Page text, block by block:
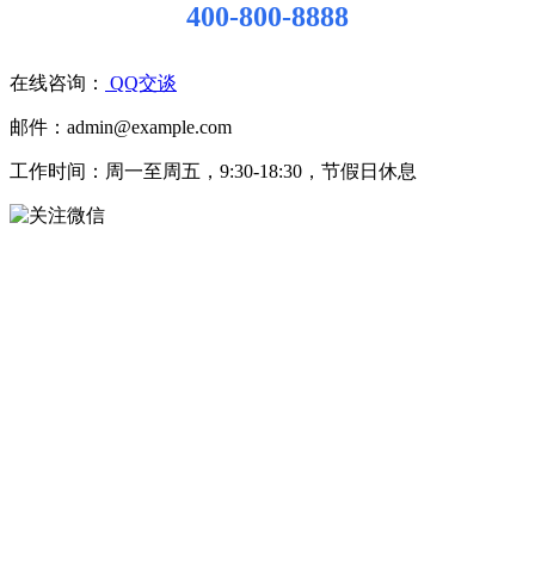
400-800-8888
在线咨询： QQ交谈
邮件：admin@example.com
工作时间：周一至周五，9:30-18:30，节假日休息